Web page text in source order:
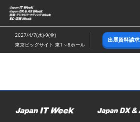
ス
キ
ッ
し
む
2027/4/7(水)-9(金)
東京ビッグサイト 東1～8ホール
出展資料請求